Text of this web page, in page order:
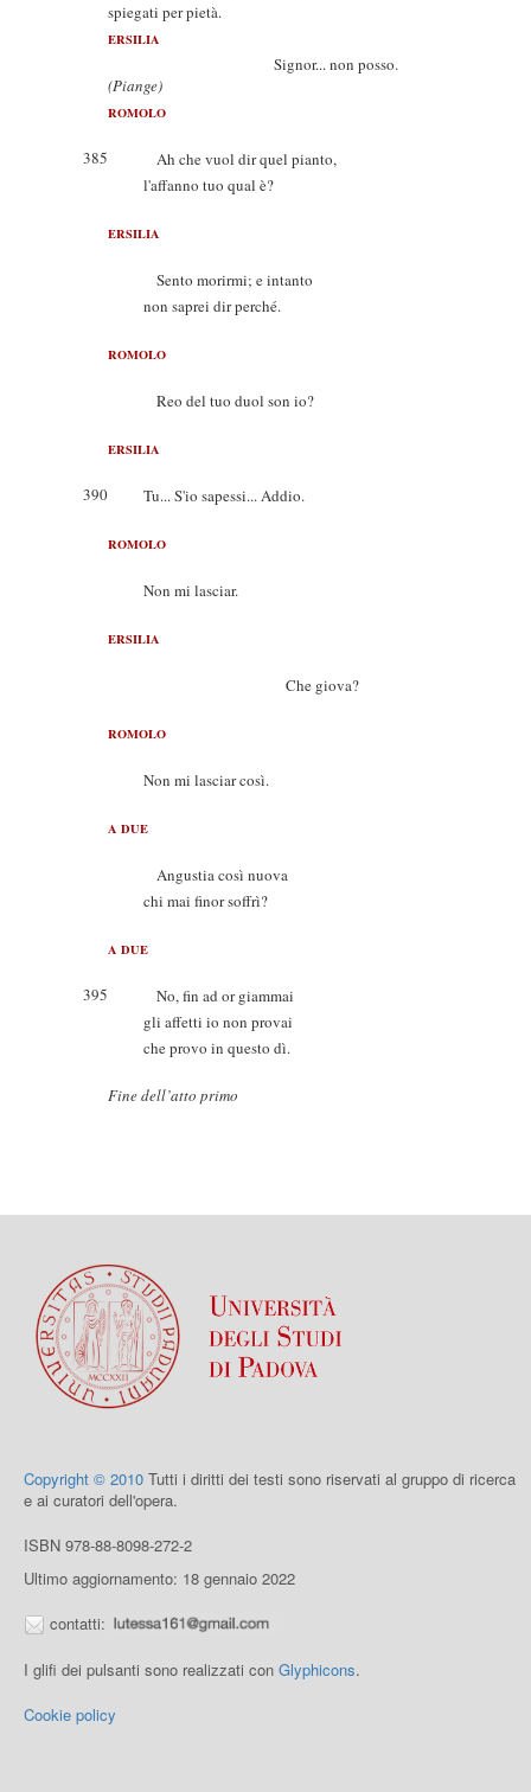
spiegati per pietà.
ERSILIA
Signor... non posso.
(Piange)
ROMOLO
385
Ah che vuol dir quel pianto,
l'affanno tuo qual è?
ERSILIA
Sento morirmi; e intanto
non saprei dir perché.
ROMOLO
Reo del tuo duol son io?
ERSILIA
390 Tu... S'io sapessi... Addio.
ROMOLO
Non mi lasciar.
ERSILIA
Che giova?
ROMOLO
Non mi lasciar così.
A DUE
Angustia così nuova
chi mai finor soffrì?
A DUE
395
No, fin ad or giammai
gli affetti io non provai
che provo in questo dì.
Fine dell’atto primo
Copyright © 2010 Tutti i diritti dei testi sono riservati al gruppo di ricerca
e ai curatori dell'opera.
ISBN 978-88-8098-272-2
Ultimo aggiornamento: 18 gennaio 2022
contatti:
I glifi dei pulsanti sono realizzati con Glyphicons.
Cookie policy